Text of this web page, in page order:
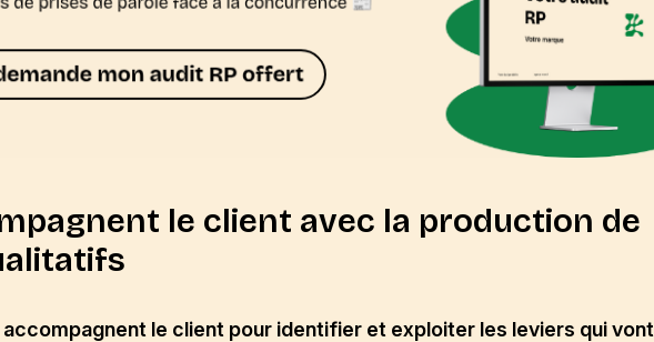
le client avec la production de
le client pour identifier et exploiter les leviers qui